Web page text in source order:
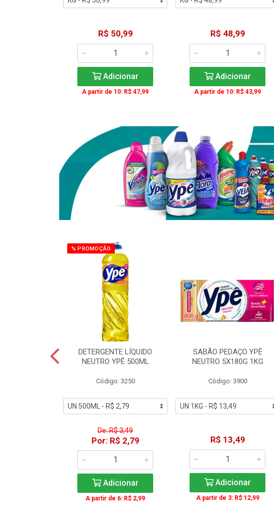
R$ 50,99
Adicionar
A partir de 10: R$ 47,99
R$ 48,99
Adicionar
A partir de 10: R$ 43,99
% PROMOÇÃO
DETERGENTE LÍQUIDO
NEUTRO YPÊ 500ML
Código: 3250
De: R$ 3,49
Por: R$ 2,79
Adicionar
A partir de 6: R$ 2,99
SABÃO PEDAÇO YPÊ
NEUTRO 5X180G 1KG
Código: 3900
R$ 13,49
Adicionar
A partir de 3: R$ 12,99